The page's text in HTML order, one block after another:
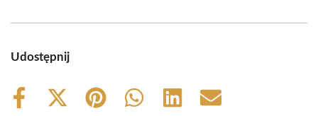
Udostępnij
Share
Share
Share
Share
Share
Share